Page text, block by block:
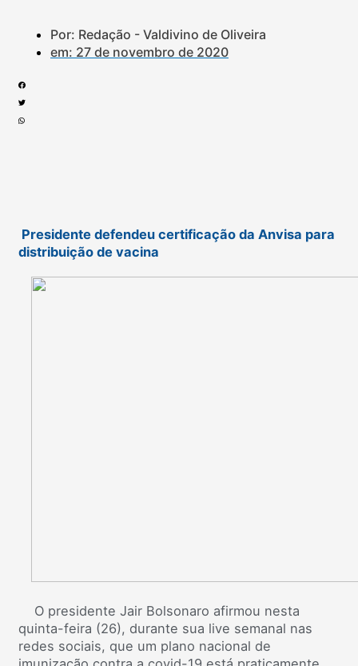
Por: Redação - Valdivino de Oliveira
em: 27 de novembro de 2020
Presidente defendeu certificação da Anvisa para
distribuição de vacina
O presidente Jair Bolsonaro afirmou nesta
quinta-feira (26), durante sua live semanal nas
redes sociais, que um plano nacional de